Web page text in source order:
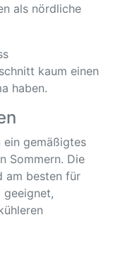
als nördliche
kaum einen
haben.
ein gemäßigtes
Sommern. Die
am besten für